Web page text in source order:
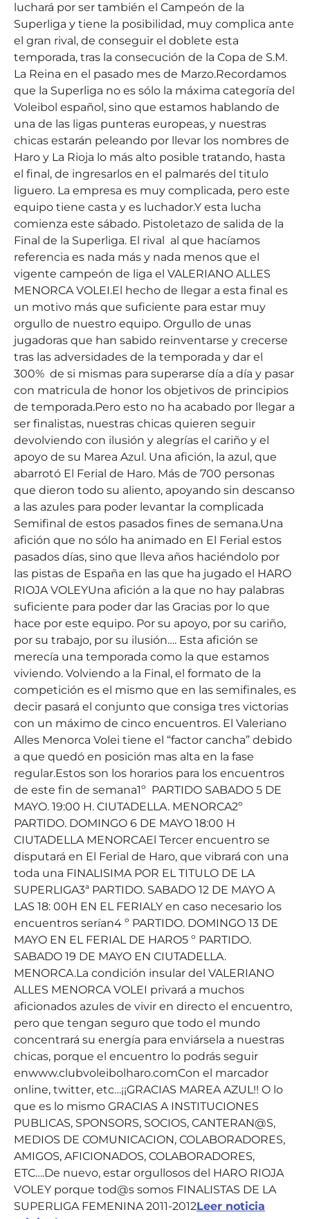
luchará por ser también el Campeón de la
Superliga y tiene la posibilidad, muy complica ante
el gran rival, de conseguir el doblete esta
temporada, tras la consecución de la Copa de S.M.
La Reina en el pasado mes de Marzo.Recordamos
que la Superliga no es sólo la máxima categoría del
Voleibol español, sino que estamos hablando de
una de las ligas punteras europeas, y nuestras
chicas estarán peleando por llevar los nombres de
Haro y La Rioja lo más alto posible tratando, hasta
el final, de ingresarlos en el palmarés del titulo
liguero. La empresa es muy complicada, pero este
equipo tiene casta y es luchador.Y esta lucha
comienza este sábado. Pistoletazo de salida de la
Final de la Superliga. El rival al que hacíamos
referencia es nada más y nada menos que el
vigente campeón de liga el VALERIANO ALLES
MENORCA VOLEI.El hecho de llegar a esta final es
un motivo más que suficiente para estar muy
orgullo de nuestro equipo. Orgullo de unas
jugadoras que han sabido reinventarse y crecerse
tras las adversidades de la temporada y dar el
300% de si mismas para superarse día a día y pasar
con matricula de honor los objetivos de principios
de temporada.Pero esto no ha acabado por llegar a
ser finalistas, nuestras chicas quieren seguir
devolviendo con ilusión y alegrías el cariño y el
apoyo de su Marea Azul. Una afición, la azul, que
abarrotó El Ferial de Haro. Más de 700 personas
que dieron todo su aliento, apoyando sin descanso
a las azules para poder levantar la complicada
Semifinal de estos pasados fines de semana.Una
afición que no sólo ha animado en El Ferial estos
pasados días, sino que lleva años haciéndolo por
las pistas de España en las que ha jugado el HARO
RIOJA VOLEYUna afición a la que no hay palabras
suficiente para poder dar las Gracias por lo que
hace por este equipo. Por su apoyo, por su cariño,
por su trabajo, por su ilusión…. Esta afición se
merecía una temporada como la que estamos
viviendo. Volviendo a la Final, el formato de la
competición es el mismo que en las semifinales, es
decir pasará el conjunto que consiga tres victorias
con un máximo de cinco encuentros. El Valeriano
Alles Menorca Volei tiene el “factor cancha” debido
a que quedó en posición mas alta en la fase
regular.Estos son los horarios para los encuentros
de este fin de semana1º PARTIDO SABADO 5 DE
MAYO. 19:00 H. CIUTADELLA. MENORCA2º
PARTIDO. DOMINGO 6 DE MAYO 18:00 H
CIUTADELLA MENORCAEl Tercer encuentro se
disputará en El Ferial de Haro, que vibrará con una
toda una FINALISIMA POR EL TITULO DE LA
SUPERLIGA3ª PARTIDO. SABADO 12 DE MAYO A
LAS 18: 00H EN EL FERIALY en caso necesario los
encuentros serían4 º PARTIDO. DOMINGO 13 DE
MAYO EN EL FERIAL DE HARO5 º PARTIDO.
SABADO 19 DE MAYO EN CIUTADELLA.
MENORCA.La condición insular del VALERIANO
ALLES MENORCA VOLEI privará a muchos
aficionados azules de vivir en directo el encuentro,
pero que tengan seguro que todo el mundo
concentrará su energía para enviársela a nuestras
chicas, porque el encuentro lo podrás seguir
enwww.clubvoleibolharo.comCon el marcador
online, twitter, etc…¡¡GRACIAS MAREA AZUL!! O lo
que es lo mismo GRACIAS A INSTITUCIONES
PUBLICAS, SPONSORS, SOCIOS, CANTERAN@S,
MEDIOS DE COMUNICACION, COLABORADORES,
AMIGOS, AFICIONADOS, COLABORADORES,
ETC….De nuevo, estar orgullosos del HARO RIOJA
VOLEY porque tod@s somos FINALISTAS DE LA
SUPERLIGA FEMENINA 2011-2012Leer noticia